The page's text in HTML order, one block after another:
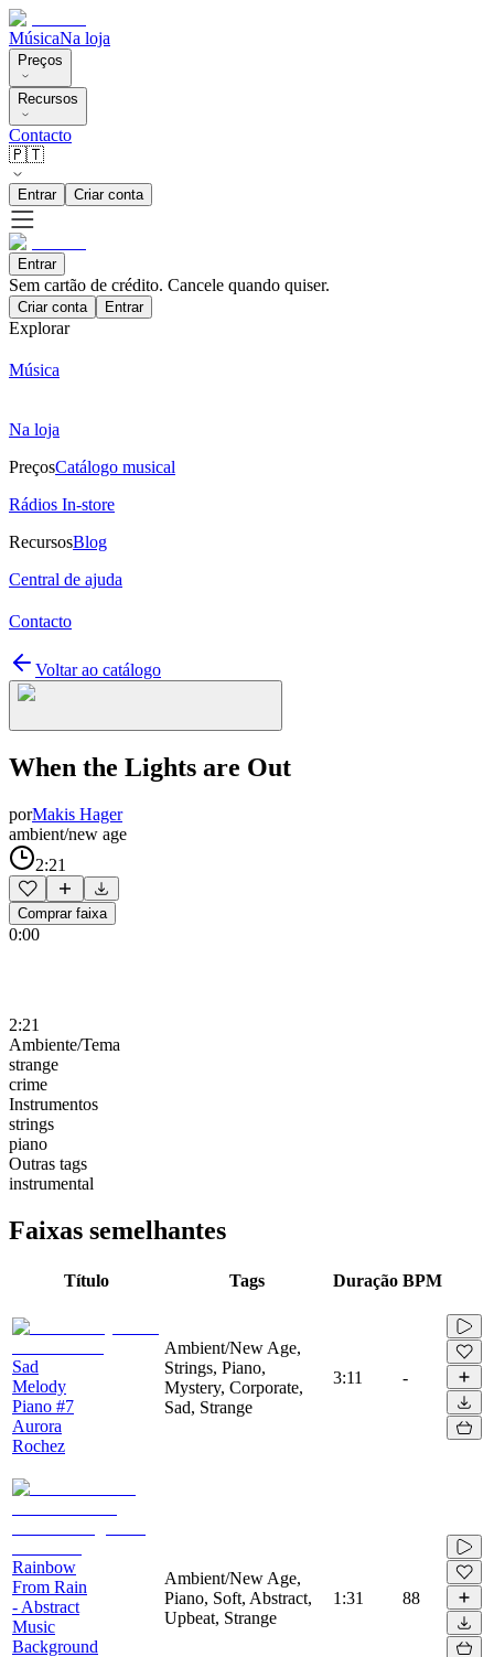
MúsicaNa loja
Preços
Recursos
Contacto
🇵🇹
Entrar Criar conta
Entrar
Sem cartão de crédito. Cancele quando quiser.
Criar conta Entrar
Explorar
Música
Na loja
PreçosCatálogo musical
Rádios In-store
RecursosBlog
Central de ajuda
Contacto
Voltar ao catálogo
When the Lights are Out
porMakis Hager
ambient/new age
2:21
Comprar faixa
0:00
2:21
Ambiente/Tema
strange
crime
Instrumentos
strings
piano
Outras tags
instrumental
Faixas semelhantes
Título Tags Duração BPM
Sad
Melody
Piano #7
Aurora
Rochez
Ambient/New Age,
Strings, Piano,
Mystery, Corporate,
Sad, Strange
3:11 -
Rainbow
From Rain
- Abstract
Music
Background
Ambient/New Age,
Piano, Soft, Abstract,
Upbeat, Strange
1:31 88